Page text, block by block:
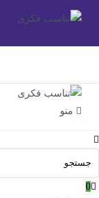
منو
0